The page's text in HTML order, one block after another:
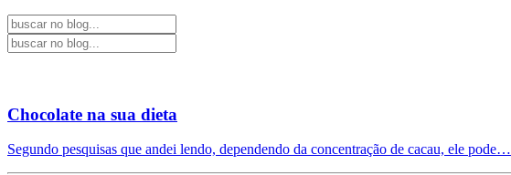
Chocolate na sua dieta
Segundo pesquisas que andei lendo, dependendo da concentração de cacau, ele pode…